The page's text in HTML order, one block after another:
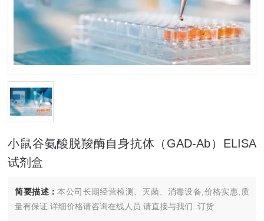
小鼠谷氨酸脱羧酶自身抗体（GAD-Ab）ELISA
试剂盒
简要描述：本公司长期经营检测、灭菌、消毒设备,价格实惠,质
量有保证.详细价格请咨询在线人员.请直接与我们..订货